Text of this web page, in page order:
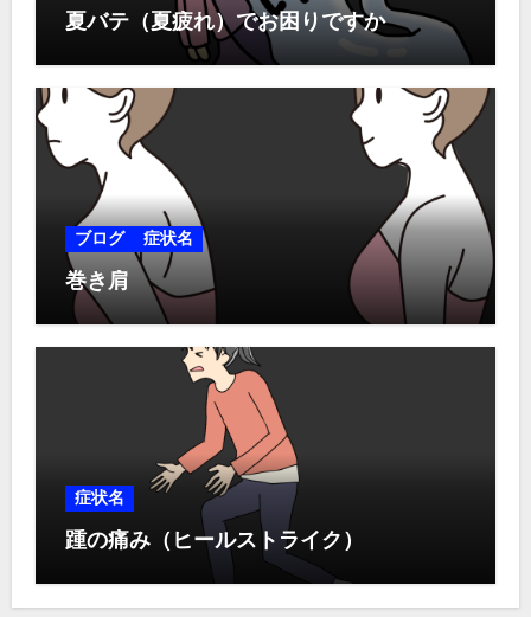
夏バテ（夏疲れ）でお困りですか
ブログ 症状名
巻き肩
症状名
踵の痛み（ヒールストライク）